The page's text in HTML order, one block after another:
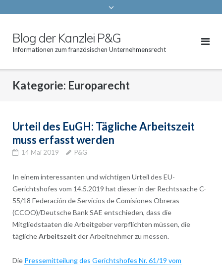
Blog der Kanzlei P&G
Informationen zum französischen Unternehmensrecht
Kategorie: Europarecht
Urteil des EuGH: Tägliche Arbeitszeit
muss erfasst werden
14 Mai 2019 P&G
In einem interessanten und wichtigen Urteil des EU-
Gerichtshofes vom 14.5.2019 hat dieser in der Rechtssache C-
55/18 Federación de Servicios de Comisiones Obreras
(CCOO)/Deutsche Bank SAE entschieden, dass die
Mitgliedstaaten die Arbeitgeber verpflichten müssen, die
täglicheArbeitszeit der Arbeitnehmer zu messen.
Die Pressemitteilung des Gerichtshofes Nr. 61/19 vom